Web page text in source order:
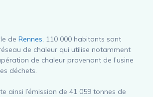
de Rennes, 110 000 habitants sont
de chaleur qui utilise notamment
de chaleur provenant de l’usine
déchets.
ainsi l’émission de 41 059 tonnes de